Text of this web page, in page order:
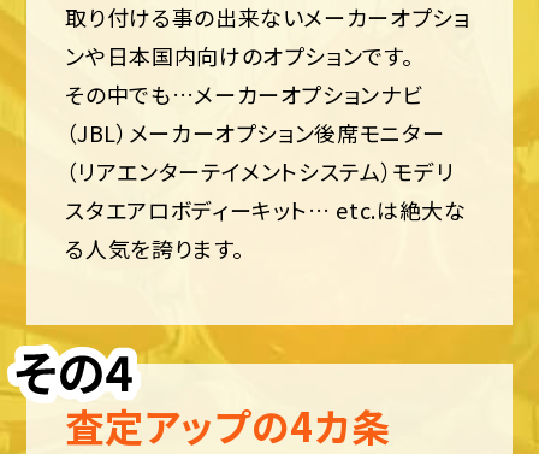
取り付ける事の出来ないメーカーオプショ
ンや日本国内向けのオプションです。
その中でも…メーカーオプションナビ
（JBL）メーカーオプション後席モニター
（リアエンターテイメントシステム）モデリ
スタエアロボディーキット… etc.は絶大な
る人気を誇ります。
査定アップの4カ条